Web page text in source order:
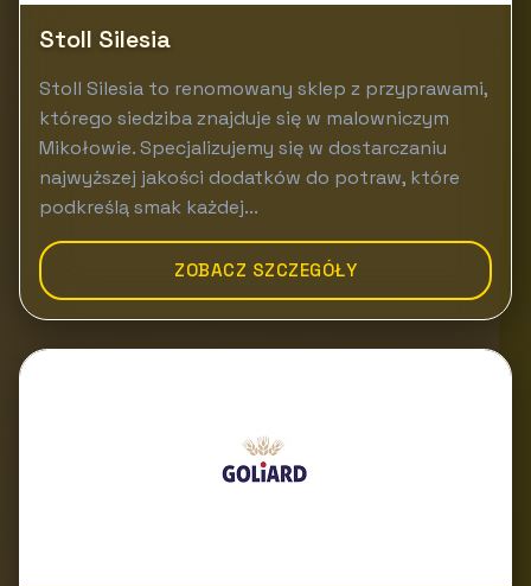
Stoll Silesia
Stoll Silesia to renomowany sklep z przyprawami,
którego siedziba znajduje się w malowniczym
Mikołowie. Specjalizujemy się w dostarczaniu
najwyższej jakości dodatków do potraw, które
podkreślą smak każdej...
ZOBACZ SZCZEGÓŁY